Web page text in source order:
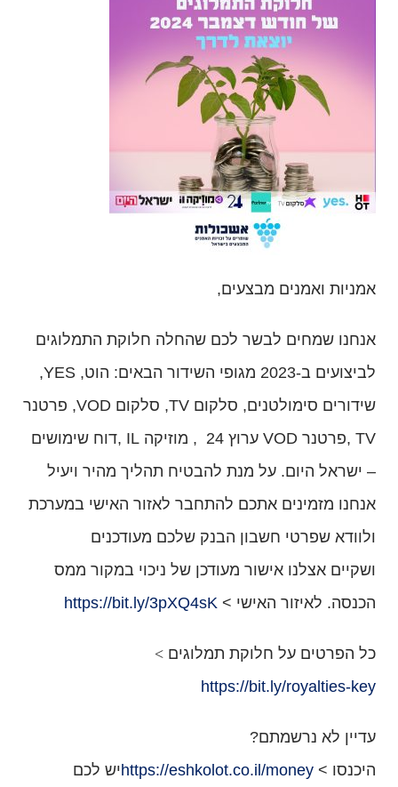
אמניות ואמנים מבצעים,
אנחנו שמחים לבשר לכם שהחלה חלוקת התמלוגים
לביצועים ב-2023 מגופי השידור הבאים: הוט,
YES
,
שידורים סימולטנים, סלקום TV, סלקום VOD, פרטנר
TV ,פרטנר VOD ערוץ 24 , מוזיקה IL ,דוח שימושים
– ישראל היום. על מנת להבטיח תהליך מהיר ויעיל
אנחנו מזמינים אתכם להתחבר לאזור האישי במערכת
ולוודא שפרטי חשבון הבנק שלכם מעודכנים
ושקיים אצלנו אישור מעודכן של ניכוי במקור ממס
הכנסה. לאיזור האישי > https://bit.ly/3pXQ4sK
כל הפרטים על חלוקת תמלוגים >
https://bit.ly/royalties-key
עדיין לא נרשמתם?
היכנסו > https://eshkolot.co.il/moneyיש לכם